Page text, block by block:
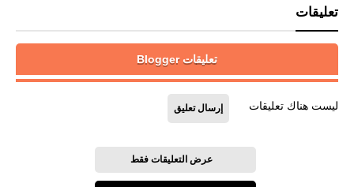
تعليقات
تعليقات Blogger
ليست هناك تعليقات إرسال تعليق
عرض التعليقات فقط